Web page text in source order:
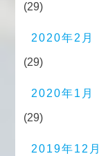
(29)
2020年2月
(29)
2020年1月
(29)
2019年12月